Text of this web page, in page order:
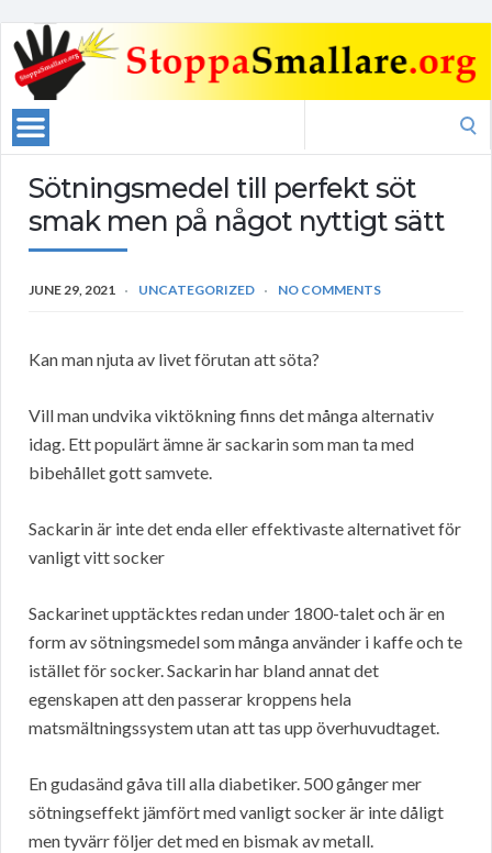
Sötningsmedel till perfekt söt
smak men på något nyttigt sätt
JUNE 29, 2021 UNCATEGORIZED NO COMMENTS
Kan man njuta av livet förutan att söta?
Vill man undvika viktökning finns det många alternativ
idag. Ett populärt ämne är sackarin som man ta med
bibehållet gott samvete.
Sackarin är inte det enda eller effektivaste alternativet för
vanligt vitt socker
Sackarinet upptäcktes redan under 1800-talet och är en
form av sötningsmedel som många använder i kaffe och te
istället för socker. Sackarin har bland annat det
egenskapen att den passerar kroppens hela
matsmältningssystem utan att tas upp överhuvudtaget.
En gudasänd gåva till alla diabetiker. 500 gånger mer
sötningseffekt jämfört med vanligt socker är inte dåligt
men tyvärr följer det med en bismak av metall.